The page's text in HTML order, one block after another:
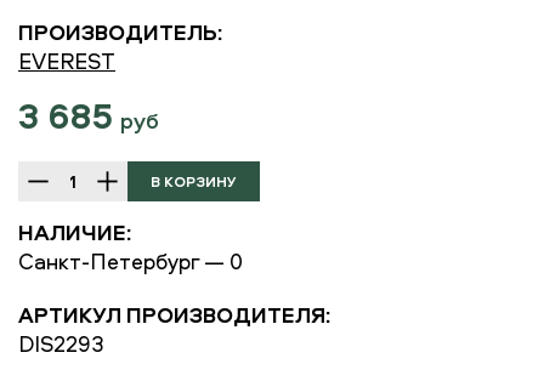
ПРОИЗВОДИТЕЛЬ:
EVEREST
3 685 руб
НАЛИЧИЕ:
Санкт-Петербург — 0
АРТИКУЛ ПРОИЗВОДИТЕЛЯ:
DIS2293